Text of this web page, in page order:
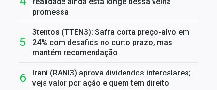
realidade ainda está longe dessa velha
promessa
3tentos (TTEN3): Safra corta preço-alvo em
24% com desafios no curto prazo, mas
mantém recomendação
Irani (RANI3) aprova dividendos intercalares;
veja valor por ação e quem tem direito